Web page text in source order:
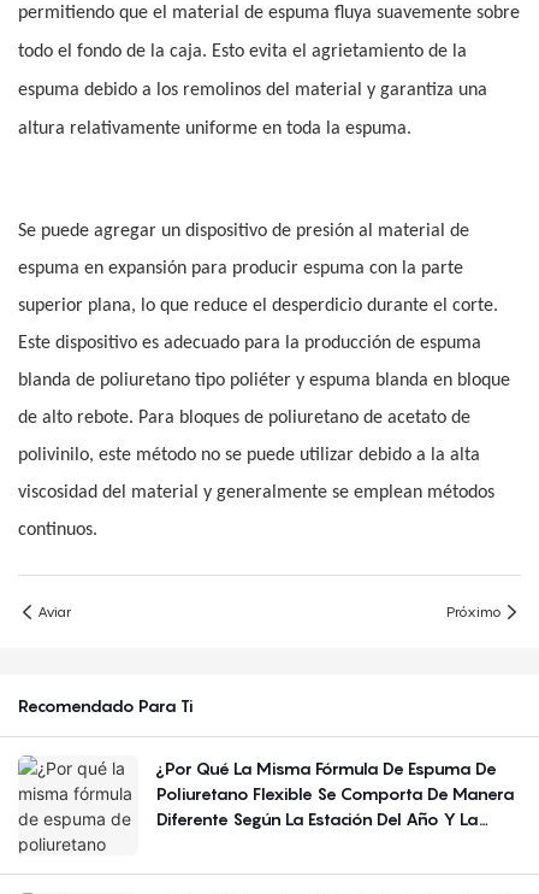
permitiendo que el material de espuma fluya suavemente sobre
todo el fondo de la caja. Esto evita el agrietamiento de la
espuma debido a los remolinos del material y garantiza una
altura relativamente uniforme en toda la espuma.
Se puede agregar un dispositivo de presión al material de
espuma en expansión para producir espuma con la parte
superior plana, lo que reduce el desperdicio durante el corte.
Este dispositivo es adecuado para la producción de espuma
blanda de poliuretano tipo poliéter y espuma blanda en bloque
de alto rebote. Para bloques de poliuretano de acetato de
polivinilo, este método no se puede utilizar debido a la alta
viscosidad del material y generalmente se emplean métodos
continuos.
Aviar Próximo
Recomendado Para Ti
¿Por Qué La Misma Fórmula De Espuma De
Poliuretano Flexible Se Comporta De Manera
Diferente Según La Estación Del Año Y La